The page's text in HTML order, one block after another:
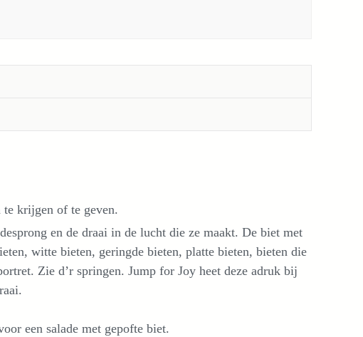
te krijgen of te geven.
en de draai in de lucht die ze maakt. De biet met
witte bieten, geringde bieten, platte bieten, bieten die
Zie d’r springen. Jump for Joy heet deze adruk bij
een salade met gepofte biet.